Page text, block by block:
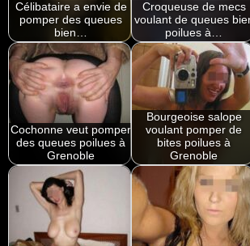
Célibataire a envie de
pomper des queues
bien…
Croqueuse de mecs
voulant de queues
poilues à…
Cochonne veut pomper
des queues poilues à
Grenoble
Bourgeoise salope
voulant pomper de
bites poilues à
Grenoble